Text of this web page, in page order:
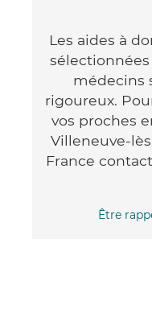
Les aides à
médecins
rigoureux.
vos proches
Villeneuve-
France
Être